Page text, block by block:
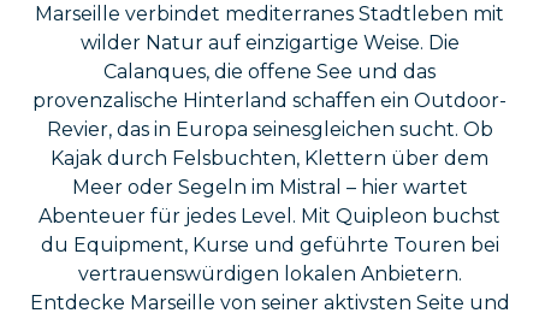
Marseille verbindet mediterranes Stadtleben mit
wilder Natur auf einzigartige Weise. Die
Calanques, die offene See und das
provenzalische Hinterland schaffen ein Outdoor-
Revier, das in Europa seinesgleichen sucht. Ob
Kajak durch Felsbuchten, Klettern über dem
Meer oder Segeln im Mistral – hier wartet
Abenteuer für jedes Level. Mit Quipleon buchst
du Equipment, Kurse und geführte Touren bei
vertrauenswürdigen lokalen Anbietern.
Entdecke Marseille von seiner aktivsten Seite und